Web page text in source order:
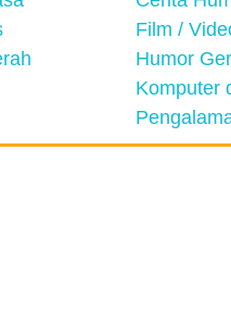
Film /
Humor
Komputer